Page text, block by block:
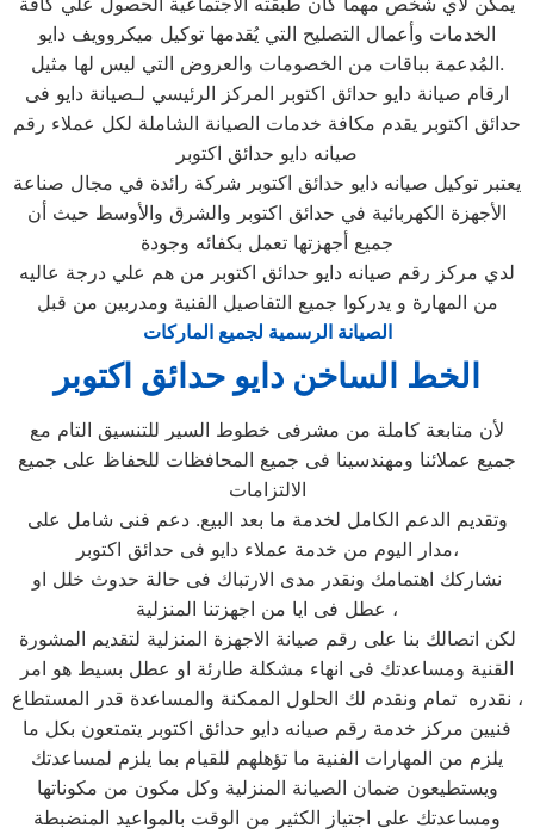
الخدمات وأعمال التصليح التي يُقدمها توكيل ميكروويف دايو
المُدعمة بباقات من الخصومات والعروض التي ليس لها مثيل.
ارقام صيانة دايو حدائق اكتوبر المركز الرئيسي لـصيانة دايو فى
حدائق اكتوبر يقدم مكافة خدمات الصيانة الشاملة لكل عملاء رقم
صيانه دايو حدائق اكتوبر
يعتبر توكيل صيانه دايو حدائق اكتوبر شركة رائدة في مجال صناعة
الأجهزة الكهربائية في حدائق اكتوبر والشرق والأوسط حيث أن
جميع أجهزتها تعمل بكفائه وجودة
لدي مركز رقم صيانه دايو حدائق اكتوبر من هم علي درجة عاليه
من المهارة و يدركوا جميع التفاصيل الفنية ومدربين من قبل
الصيانة الرسمية لجميع الماركات
الخط الساخن دايو حدائق اكتوبر
لأن متابعة كاملة من مشرفى خطوط السير للتنسيق التام مع
جميع عملائنا ومهندسينا فى جميع المحافظات للحفاظ على جميع
الالتزامات
وتقديم الدعم الكامل لخدمة ما بعد البيع. دعم فنى شامل على
مدار اليوم من خدمة عملاء دايو فى حدائق اكتوبر،
نشاركك اهتمامك ونقدر مدى الارتباك فى حالة حدوث خلل او
عطل فى ايا من اجهزتنا المنزلية ،
لكن اتصالك بنا على رقم صيانة الاجهزة المنزلية لتقديم المشورة
القنية ومساعدتك فى انهاء مشكلة طارئة او عطل بسيط هو امر
نقدره تمام ونقدم لك الحلول الممكنة والمساعدة قدر المستطاع ،
فنيين مركز خدمة رقم صيانه دايو حدائق اكتوبر يتمتعون بكل ما
يلزم من المهارات الفنية ما تؤهلهم للقيام بما يلزم لمساعدتك
ويستطيعون ضمان الصيانة المنزلية وكل مكون من مكوناتها
ومساعدتك على اجتياز الكثير من الوقت بالمواعيد المنضبطة